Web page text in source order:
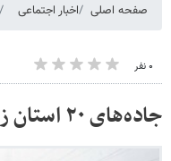
صفحه اصلی اخبار اجتماعی
۰ نفر
جاده‌های ۲۰ استان زیر بارش برف و باران